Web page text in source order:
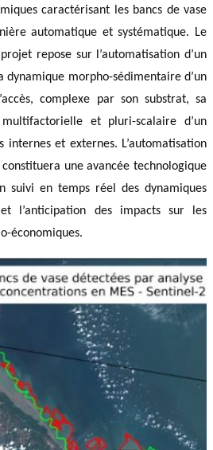
caractérisant les bancs de vase
automatique et systématique. Le
repose sur l’automatisation d’un
dynamique morpho-sédimentaire d’un
complexe par son substrat, sa
et pluri-scalaire d’un
internes et externes. L’automatisation
une avancée technologique
suivi en temps réel des dynamiques
l’anticipation des impacts sur les
économiques.